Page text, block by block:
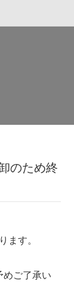
のため終
ます。
めご了承い